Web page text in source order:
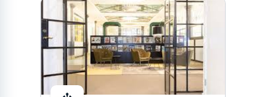
skydda, utveckla och kommersialisera
företagets viktigaste tillgångar.